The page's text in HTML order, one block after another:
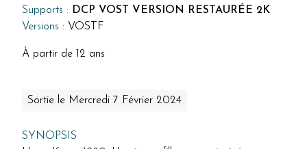
Supports : DCP VOST VERSION RESTAURÉE 2K
Versions : VOSTF
À partir de 12 ans
Sortie le Mercredi 7 Février 2024
SYNOPSIS